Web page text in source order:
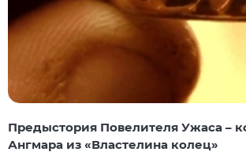
Предыстория Повелителя Ужаса –
Ангмара из «Властелина колец»